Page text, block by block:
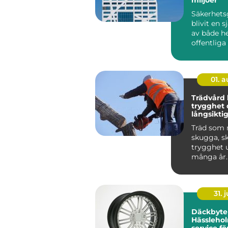
blivit en
av både
offentliga
01.
Trädvård kunskap,
trygghet
Träd som
skugga,
trygghet
många
kan ...
31.